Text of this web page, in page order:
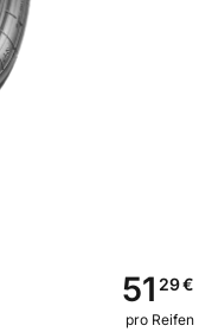
51 29€
pro Reifen